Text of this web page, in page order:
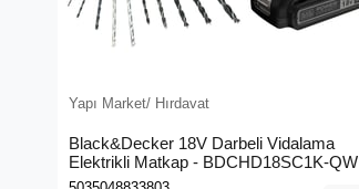
Yapı Market/ Hırdavat
Black&Decker 18V Darbeli Vidalama
Elektrikli Matkap - BDCHD18SC1K-QW